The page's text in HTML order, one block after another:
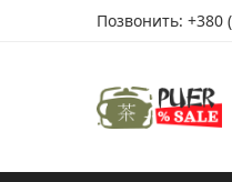
Позвонить: +380